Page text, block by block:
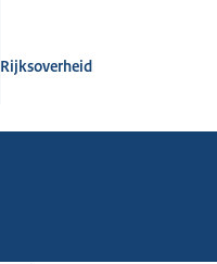
Rijksoverheid